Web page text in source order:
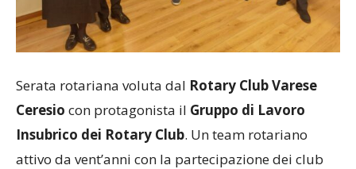
Serata rotariana voluta dal Rotary Club Varese
Ceresio con protagonista il Gruppo di Lavoro
Insubrico dei Rotary Club. Un team rotariano
attivo da vent’anni con la partecipazione dei club